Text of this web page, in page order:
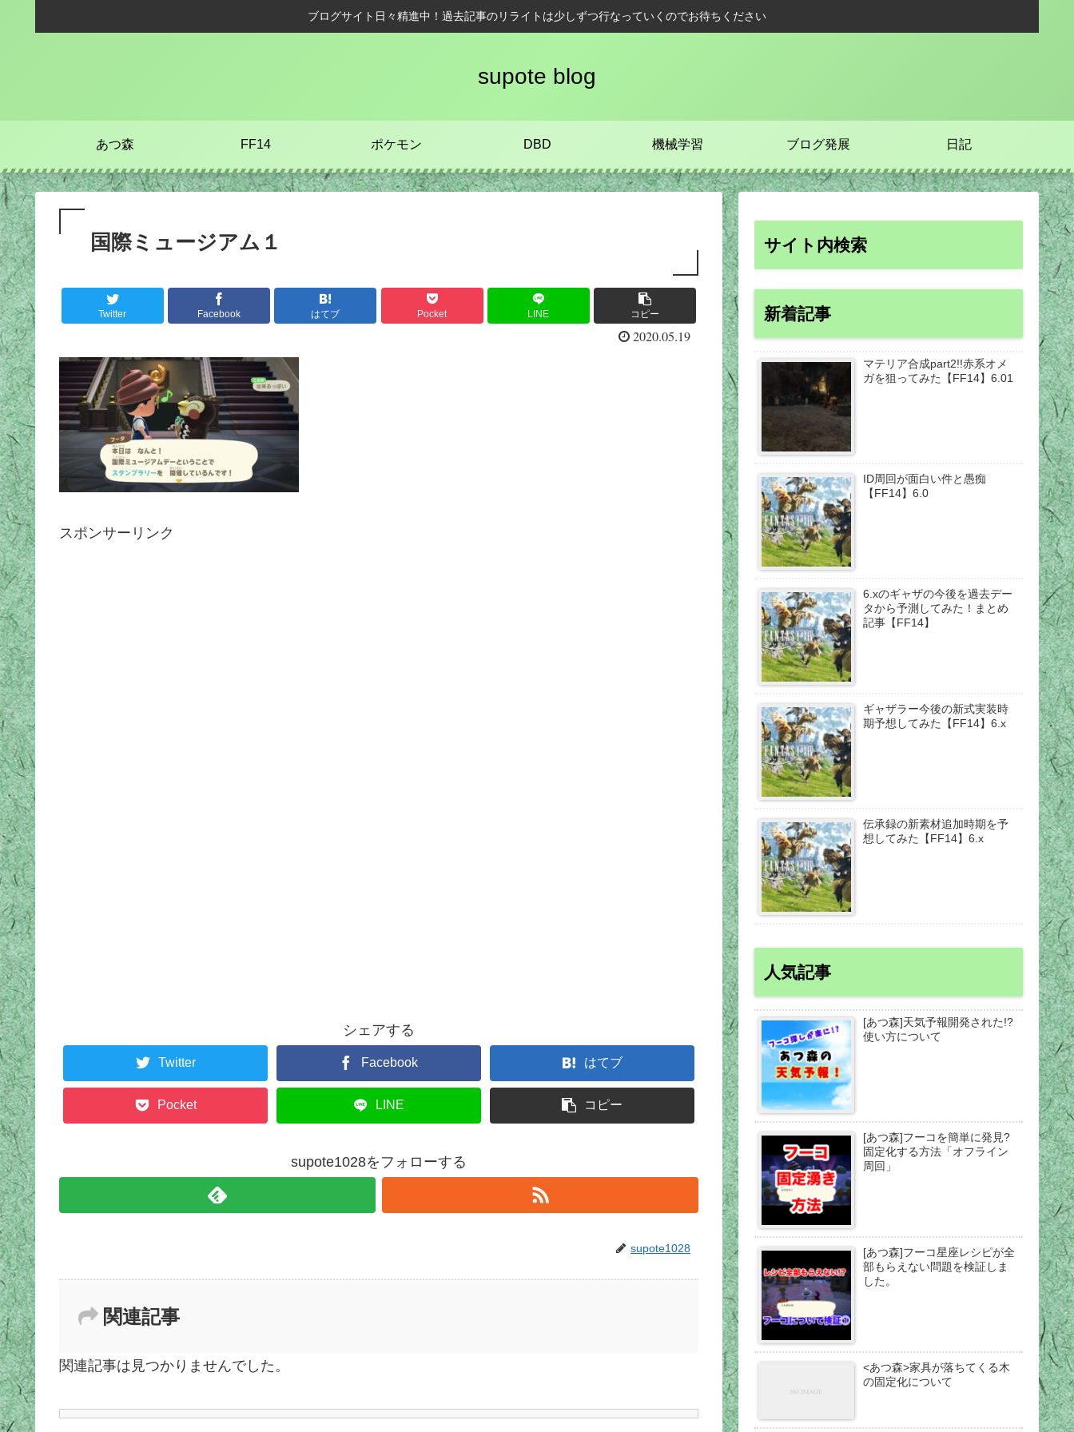
ブログサイト日々精進中！過去記事のリライトは少しずつ行なっていくのでお待ちください
supote blog
あつ森 FF14 ポケモン DBD 機械学習 ブログ発展 日記
国際ミュージアム１
Twitter Facebook はてブ Pocket LINE コピー
2020.05.19
スポンサーリンク
シェアする
Twitter Facebook はてブ
Pocket LINE コピー
supote1028をフォローする
supote1028
関連記事
関連記事は見つかりませんでした。
サイト内検索
新着記事
マテリア合成part2!!赤系オメ
ガを狙ってみた【FF14】6.01
ID周回が面白い件と愚痴
【FF14】6.0
6.xのギャザの今後を過去デー
タから予測してみた！まとめ
記事【FF14】
ギャザラー今後の新式実装時
期予想してみた【FF14】6.x
伝承録の新素材追加時期を予
想してみた【FF14】6.x
人気記事
[あつ森]天気予報開発された!?
使い方について
[あつ森]フーコを簡単に発見?
固定化する方法「オフライン
周回」
[あつ森]フーコ星座レシピが全
部もらえない問題を検証しま
した。
<あつ森>家具が落ちてくる木
の固定化について